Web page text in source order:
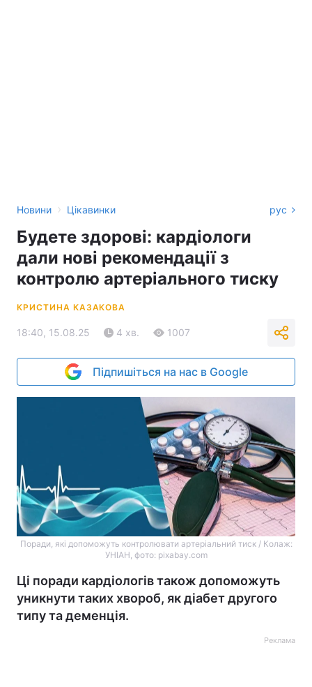
Новини › Цікавинки рус
Будете здорові: кардіологи
дали нові рекомендації з
контролю артеріального тиску
КРИСТИНА КАЗАКОВА
18:40, 15.08.25 4 хв. 1007
Підпишіться на нас в Google
Поради, які допоможуть контролювати артеріальний тиск / Колаж:
УНІАН, фото: pixabay.com
Ці поради кардіологів також допоможуть
уникнути таких хвороб, як діабет другого
типу та деменція.
Реклама